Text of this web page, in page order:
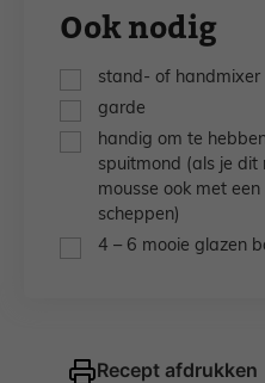
Ook nodig
▢
stand- of handmixer
▢
garde
▢handig om te
spuitmond (als je dit
mousse ook met
scheppen)
▢
4 – 6 mooie glazen
Recept afdrukken